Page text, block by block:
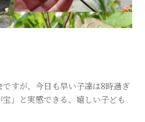
すが、今日も早い子達は8時過ぎ
」と実感できる、嬉しい子ども